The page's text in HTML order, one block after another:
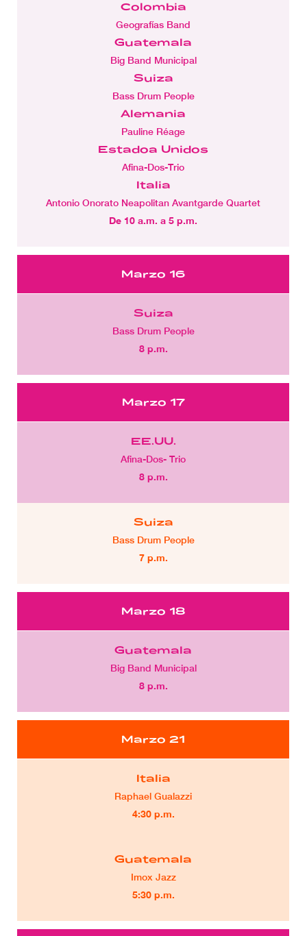
Colombia
Geografías Band
Guatemala
Big Band Municipal
Suiza
Bass Drum People
Alemania
Pauline Réage
Estadoa Unidos
Afina-Dos-Trio
Italia
Antonio Onorato Neapolitan Avantgarde Quartet
De 10 a.m. a 5 p.m.
Marzo 16
Suiza
Bass Drum People
8 p.m.
Marzo 17
EE.UU.
Afina-Dos- Trio
8 p.m.
Suiza
Bass Drum People
7 p.m.
Marzo 18
Guatemala
Big Band Municipal
8 p.m.
Marzo 21
Italia
Raphael Gualazzi
4:30 p.m.
Guatemala
Imox Jazz
5:30 p.m.